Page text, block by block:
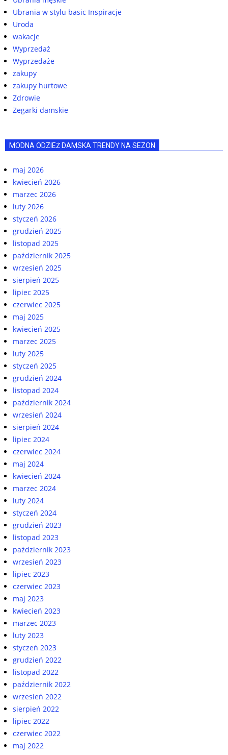
Ubrania w stylu basic Inspiracje
Uroda
wakacje
Wyprzedaż
Wyprzedaże
zakupy
zakupy hurtowe
Zdrowie
Zegarki damskie
MODNA ODZIEŻ DAMSKA TRENDY NA SEZON
maj 2026
kwiecień 2026
marzec 2026
luty 2026
styczeń 2026
grudzień 2025
listopad 2025
październik 2025
wrzesień 2025
sierpień 2025
lipiec 2025
czerwiec 2025
maj 2025
kwiecień 2025
marzec 2025
luty 2025
styczeń 2025
grudzień 2024
listopad 2024
październik 2024
wrzesień 2024
sierpień 2024
lipiec 2024
czerwiec 2024
maj 2024
kwiecień 2024
marzec 2024
luty 2024
styczeń 2024
grudzień 2023
listopad 2023
październik 2023
wrzesień 2023
lipiec 2023
czerwiec 2023
maj 2023
kwiecień 2023
marzec 2023
luty 2023
styczeń 2023
grudzień 2022
listopad 2022
październik 2022
wrzesień 2022
sierpień 2022
lipiec 2022
czerwiec 2022
maj 2022